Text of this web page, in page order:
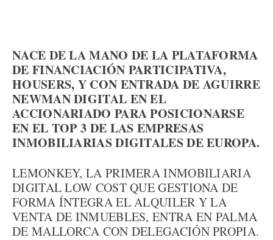
NACE DE LA MANO DE LA PLATAFORMA
DE FINANCIACIÓN PARTICIPATIVA,
HOUSERS, Y CON ENTRADA DE AGUIRRE
NEWMAN DIGITAL EN EL
ACCIONARIADO PARA POSICIONARSE
EN EL TOP 3 DE LAS EMPRESAS
INMOBILIARIAS DIGITALES DE EUROPA.
LEMONKEY, LA PRIMERA INMOBILIARIA
DIGITAL LOW COST QUE GESTIONA DE
FORMA ÍNTEGRA EL ALQUILER Y LA
VENTA DE INMUEBLES, ENTRA EN PALMA
DE MALLORCA CON DELEGACIÓN PROPIA.